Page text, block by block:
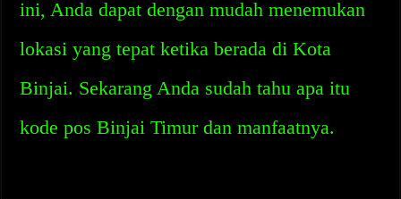
ini, Anda dapat dengan mudah menemukan
lokasi yang tepat ketika berada di Kota
Binjai. Sekarang Anda sudah tahu apa itu
kode pos Binjai Timur dan manfaatnya.